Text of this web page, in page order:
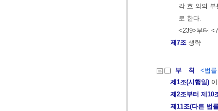
각 호 외의 부
로 한다.
<239>부터
제7조 생략
부 칙
<법
제1조(시행일)
제2조부터 제10
제11조(다른 법